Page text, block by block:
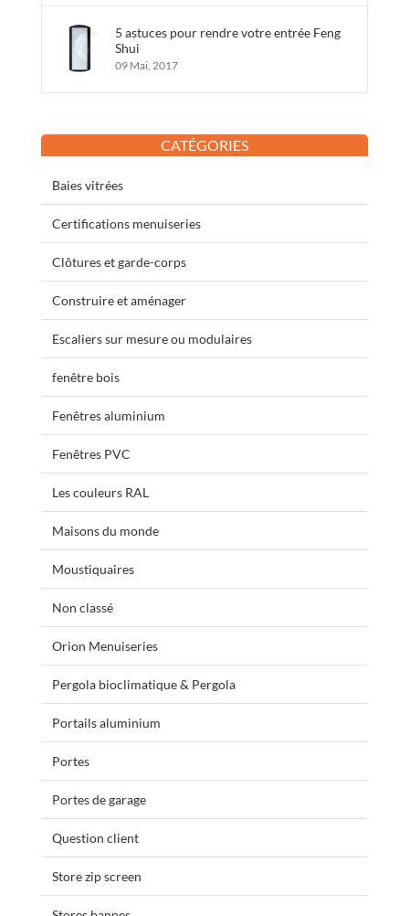
5 astuces pour rendre votre entrée Feng
Shui
09 Mai, 2017
CATÉGORIES
Baies vitrées
Certifications menuiseries
Clôtures et garde-corps
Construire et aménager
Escaliers sur mesure ou modulaires
fenêtre bois
Fenêtres aluminium
Fenêtres PVC
Les couleurs RAL
Maisons du monde
Moustiquaires
Non classé
Orion Menuiseries
Pergola bioclimatique & Pergola
Portails aluminium
Portes
Portes de garage
Question client
Store zip screen